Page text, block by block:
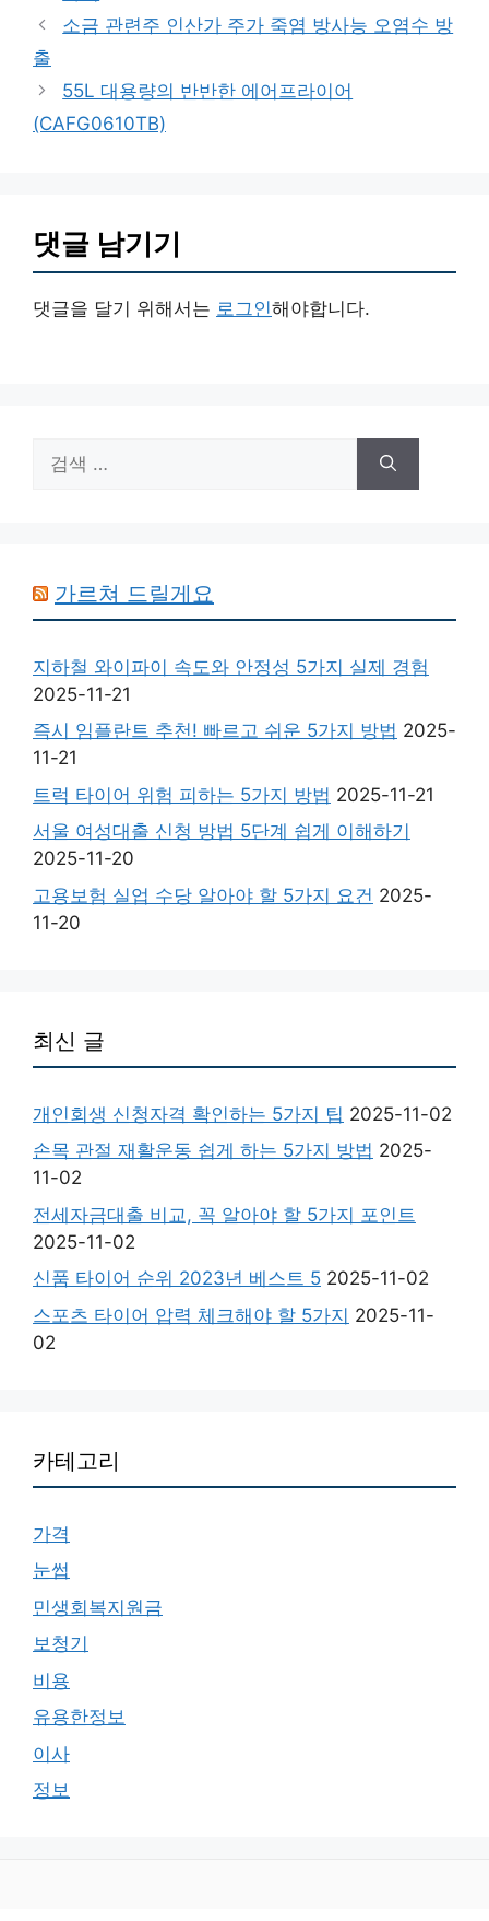
테
소금 관련주 인산가 주가 죽염 방사능 오염수 방
출
55L 대용량의 반반한 에어프라이어
(CAFG0610TB)
댓글 남기기
댓글을 달기 위해서는 로그인해야합니다.
색:
가르쳐 드릴게요
지하철 와이파이 속도와 안정성 5가지 실제 경험
2025-11-21
즉시 임플란트 추천! 빠르고 쉬운 5가지 방법 2025-
11-21
트럭 타이어 위험 피하는 5가지 방법 2025-11-21
서울 여성대출 신청 방법 5단계 쉽게 이해하기
2025-11-20
고용보험 실업 수당 알아야 할 5가지 요건 2025-
11-20
최신 글
개인회생 신청자격 확인하는 5가지 팁 2025-11-02
손목 관절 재활운동 쉽게 하는 5가지 방법 2025-
11-02
전세자금대출 비교, 꼭 알아야 할 5가지 포인트
2025-11-02
신품 타이어 순위 2023년 베스트 5 2025-11-02
스포츠 타이어 압력 체크해야 할 5가지 2025-11-
02
카테고리
가격
눈썹
민생회복지원금
보청기
비용
유용한정보
이사
정보